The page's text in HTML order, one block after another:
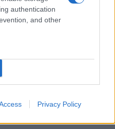
authentication
and other
Privacy Policy